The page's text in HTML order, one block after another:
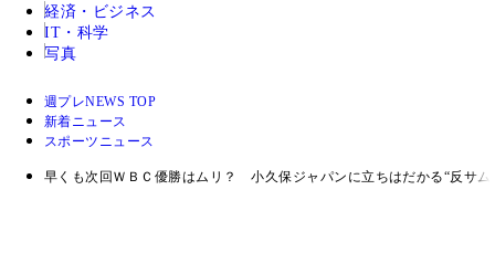
経済・ビジネス
IT・科学
写真
週プレNEWS TOP
新着ニュース
スポーツニュース
早くも次回ＷＢＣ優勝はムリ？ 小久保ジャパンに立ちはだかる“反サム